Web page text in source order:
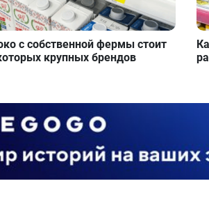
с собственной фермы стоит
крупных брендов